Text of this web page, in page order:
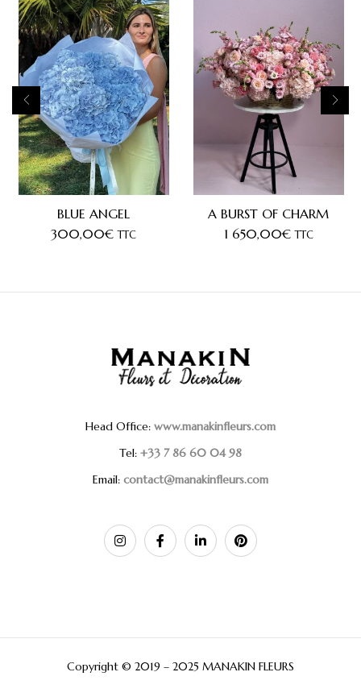
BLUE ANGEL
300,00€ TTC
A BURST OF CHARM
1 650,00€ TTC
Head Office: www.manakinfleurs.com
Tel: +33 7 86 60 04 98
Email: contact@manakinfleurs.com
Copyright © 2019 – 2025 MANAKIN FLEURS